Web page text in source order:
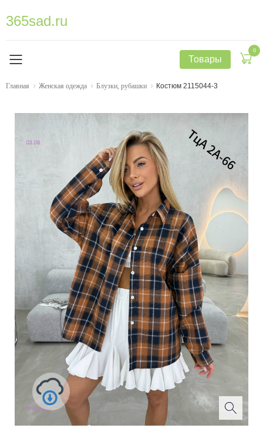
365sad.ru
Товары
0
Главная Женская одежда Блузки, рубашки Костюм 2115044-3